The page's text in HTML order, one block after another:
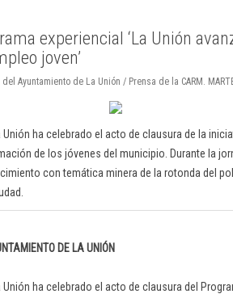
experiencial ‘La Unión
joven’
Ayuntamiento de La Unión / Prensa de la CARM.
Unión ha celebrado el acto de clausura de la
de los jóvenes del municipio. Durante la
con temática minera de la rotonda del
DE LA UNIÓN
Unión ha celebrado el acto de clausura del